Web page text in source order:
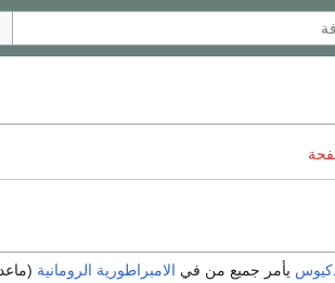
يأمر جميع من في الامبراطورية الرومانية